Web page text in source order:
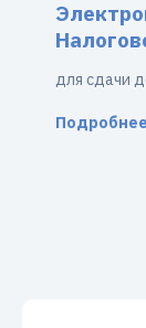
для сдачи